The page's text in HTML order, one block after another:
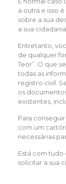
a outra e isso
sobre a sua
a sua
Entretanto,
de qualquer
Teor”. O que
todas as
registro civil.
os
existentes,
Para
com um
necessárias
Está com tudo
solicitar a sua